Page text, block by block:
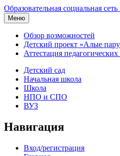
Образовательная социальная сеть
Меню
Обзор возможностей
Детский проект «Алые
Аттестация
Детский сад
Начальная школа
Школа
НПО и СПО
ВУЗ
Навигация
Вход/регистрация